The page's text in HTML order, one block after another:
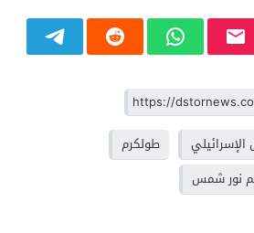
الإسرائيلي
طولكرم
نور شمس